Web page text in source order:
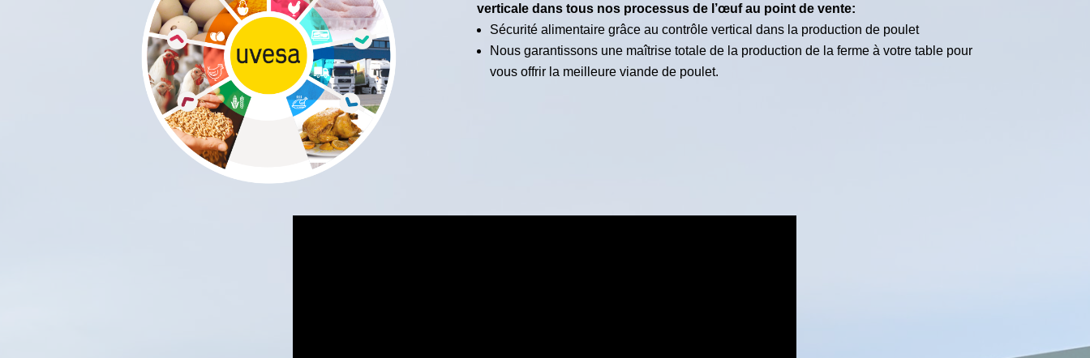
verticale dans tous nos processus de l’œuf au point de vente:
Sécurité alimentaire grâce au contrôle vertical dans la production de poulet
Nous garantissons une maîtrise totale de la production de la ferme à votre table pour
vous offrir la meilleure viande de poulet.